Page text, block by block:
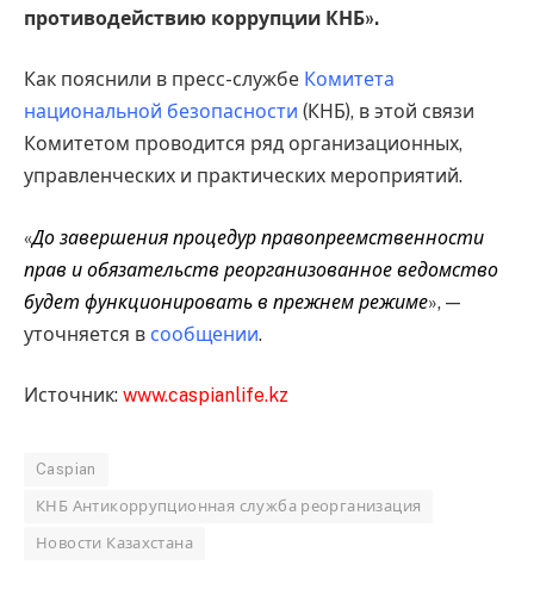
противодействию коррупции КНБ».
Как пояснили в пресс-службе Комитета
национальной безопасности (КНБ), в этой связи
Комитетом проводится ряд организационных,
управленческих и практических мероприятий.
«До завершения процедур правопреемственности
прав и обязательств реорганизованное ведомство
будет функционировать в прежнем режиме», —
уточняется в сообщении.
Источник: www.caspianlife.kz
Caspian
КНБ Антикоррупционная служба реорганизация
Новости Казахстана